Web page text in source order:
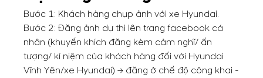
Bước 1: Khách hàng chụp ảnh với xe Hyundai.
Bước 2: Đăng ảnh dự thi lên trang facebook cá
nhân (khuyến khích đăng kèm cảm nghĩ/ ấn
tượng/ kỉ niệm của khách hàng đối với Hyundai
Vĩnh Yên/xe Hyundai) -> đăng ở chế độ công khai -